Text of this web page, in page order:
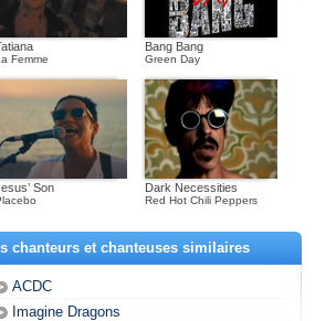
Femme
Bang Bang
Green Day
Son Dark Necessities
Red Hot Chili Peppers
chanteurs et chanteuses similaires
ACDC
Imagine Dragons